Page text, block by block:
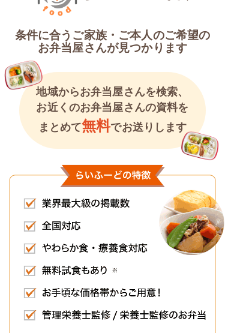
条件に合うご家族・ご本人のご希望の
お弁当屋さんが見つかります
地域からお弁当屋さんを検索、
お近くのお弁当屋さんの資料を
まとめて無料でお送りします